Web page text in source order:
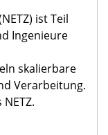
ist Teil
Ingenieure
skalierbare
Verarbeitung.